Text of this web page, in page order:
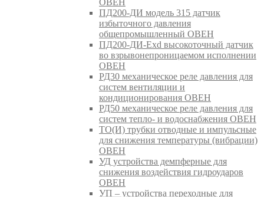
ОВЕН
ПД200-ДИ модель 315 датчик
избыточного давления
общепромышленный ОВЕН
ПД200-ДИ-Exd высокоточный датчик
во взрывонепроницаемом исполнении
ОВЕН
РД30 механическое реле давления для
систем вентиляции и
кондиционирования ОВЕН
РД50 механическое реле давления для
систем тепло- и водоснабжения ОВЕН
ТО(И) трубки отводные и импульсные
для снижения температуры (вибрации)
ОВЕН
УД устройства демпферные для
снижения воздействия гидроударов
ОВЕН
УП – устройства переходные для